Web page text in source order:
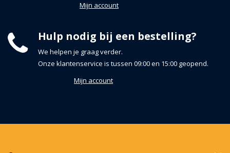
Mijn account
Hulp nodig bij een bestelling?
We helpen je graag verder.
Onze klantenservice is tussen 09:00 en 15:00 geopend.
Mijn account